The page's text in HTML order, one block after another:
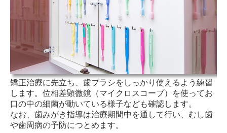
矯正治療に先立ち、歯ブラシをしっかり使えるよう練習
します。位相差顕微鏡（マイクロスコープ）を使ってお
口の中の細菌が動いている様子なども確認します。
なお、歯みがき指導は治療期間中を通して行い、むし歯
や歯周病の予防につとめます。